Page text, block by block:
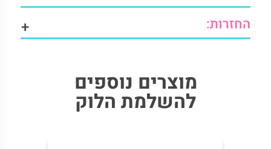
החזרות: +
מוצרים נוספים
להשלמת הלוק